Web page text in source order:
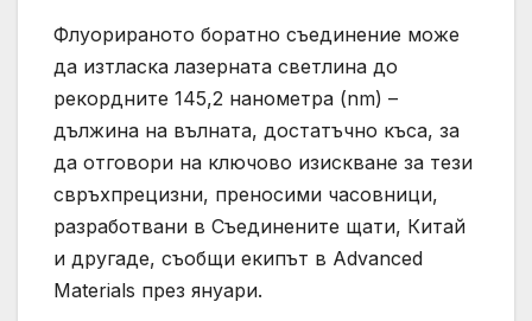
Флуорираното боратно съединение може
да изтласка лазерната светлина до
рекордните 145,2 нанометра (nm) –
дължина на вълната, достатъчно къса, за
да отговори на ключово изискване за тези
свръхпрецизни, преносими часовници,
разработвани в Съединените щати, Китай
и другаде, съобщи екипът в Advanced
Materials през януари.